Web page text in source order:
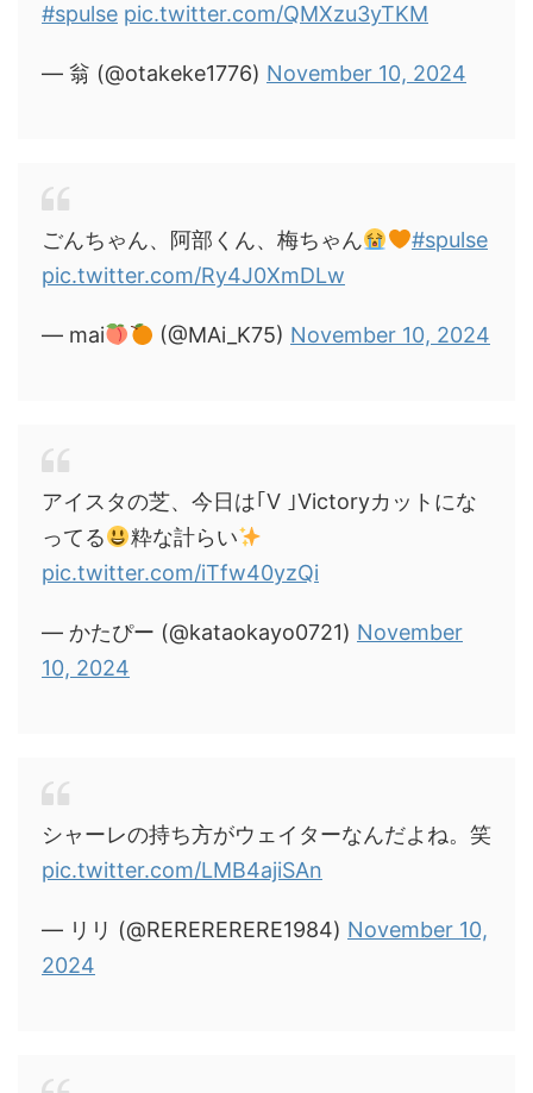
#spulse pic.twitter.com/QMXzu3yTKM
— 翁 (@otakeke1776) November 10, 2024
ごんちゃん、阿部くん、梅ちゃん
#spulse
pic.twitter.com/Ry4J0XmDLw
— mai (@MAi_K75) November 10, 2024
アイスタの芝、今日は｢V ｣Victoryカットにな
ってる
粋な計らい
pic.twitter.com/iTfw40yzQi
— かたぴー (@kataokayo0721) November
10, 2024
シャーレの持ち方がウェイターなんだよね。笑
pic.twitter.com/LMB4ajiSAn
— リリ (@RERERERERE1984) November 10,
2024